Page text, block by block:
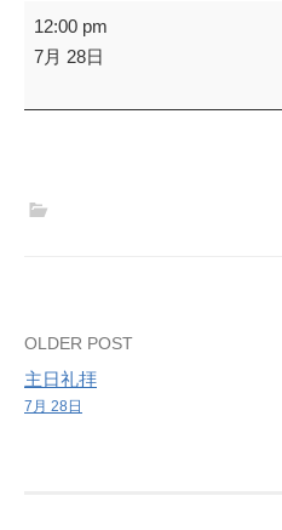
礼
拝
聖
12:00 pm
7月 28日
Post
navigation
OLDER POST
主日礼拝
7月 28日